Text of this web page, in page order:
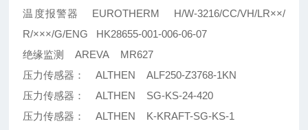
温度报警器 EUROTHERM H/W-3216/CC/VH/LR××/
R/×××/G/ENG HK28655-001-006-06-07
绝缘监测 AREVA MR627
压力传感器： ALTHEN ALF250-Z3768-1KN
压力传感器： ALTHEN SG-KS-24-420
压力传感器： ALTHEN K-KRAFT-SG-KS-1